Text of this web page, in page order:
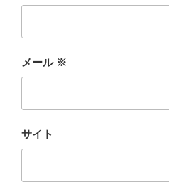
メール ※
サイト